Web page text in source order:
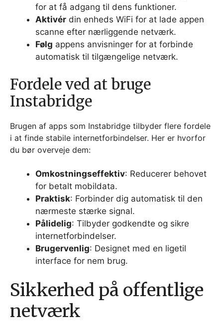
for at få adgang til dens funktioner.
Aktivér din enheds WiFi for at lade appen
scanne efter nærliggende netværk.
Følg appens anvisninger for at forbinde
automatisk til tilgængelige netværk.
Fordele ved at bruge
Instabridge
Brugen af apps som Instabridge tilbyder flere fordele
i at finde stabile internetforbindelser. Her er hvorfor
du bør overveje dem:
Omkostningseffektiv: Reducerer behovet
for betalt mobildata.
Praktisk: Forbinder dig automatisk til den
nærmeste stærke signal.
Pålidelig: Tilbyder godkendte og sikre
internetforbindelser.
Brugervenlig: Designet med en ligetil
interface for nem brug.
Sikkerhed på offentlige
netværk